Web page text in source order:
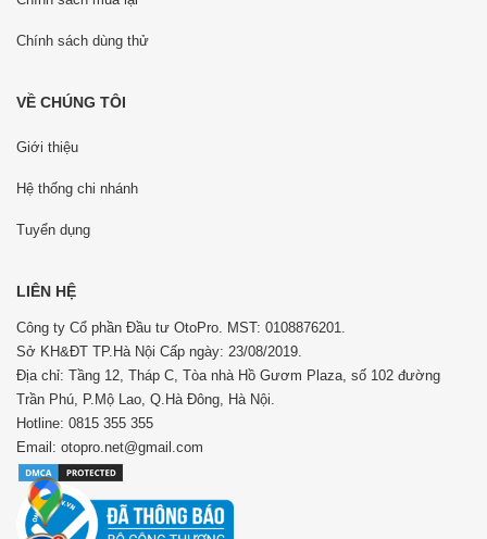
Chính sách dùng thử
VỀ CHÚNG TÔI
Giới thiệu
Hệ thống chi nhánh
Tuyển dụng
LIÊN HỆ
Công ty Cổ phần Đầu tư OtoPro. MST: 0108876201.
Sở KH&ĐT TP.Hà Nội Cấp ngày: 23/08/2019.
Địa chỉ: Tầng 12, Tháp C, Tòa nhà Hồ Gươm Plaza, số 102 đường
Trần Phú, P.Mộ Lao, Q.Hà Đông, Hà Nội.
Hotline: 0815 355 355
Email: otopro.net@gmail.com